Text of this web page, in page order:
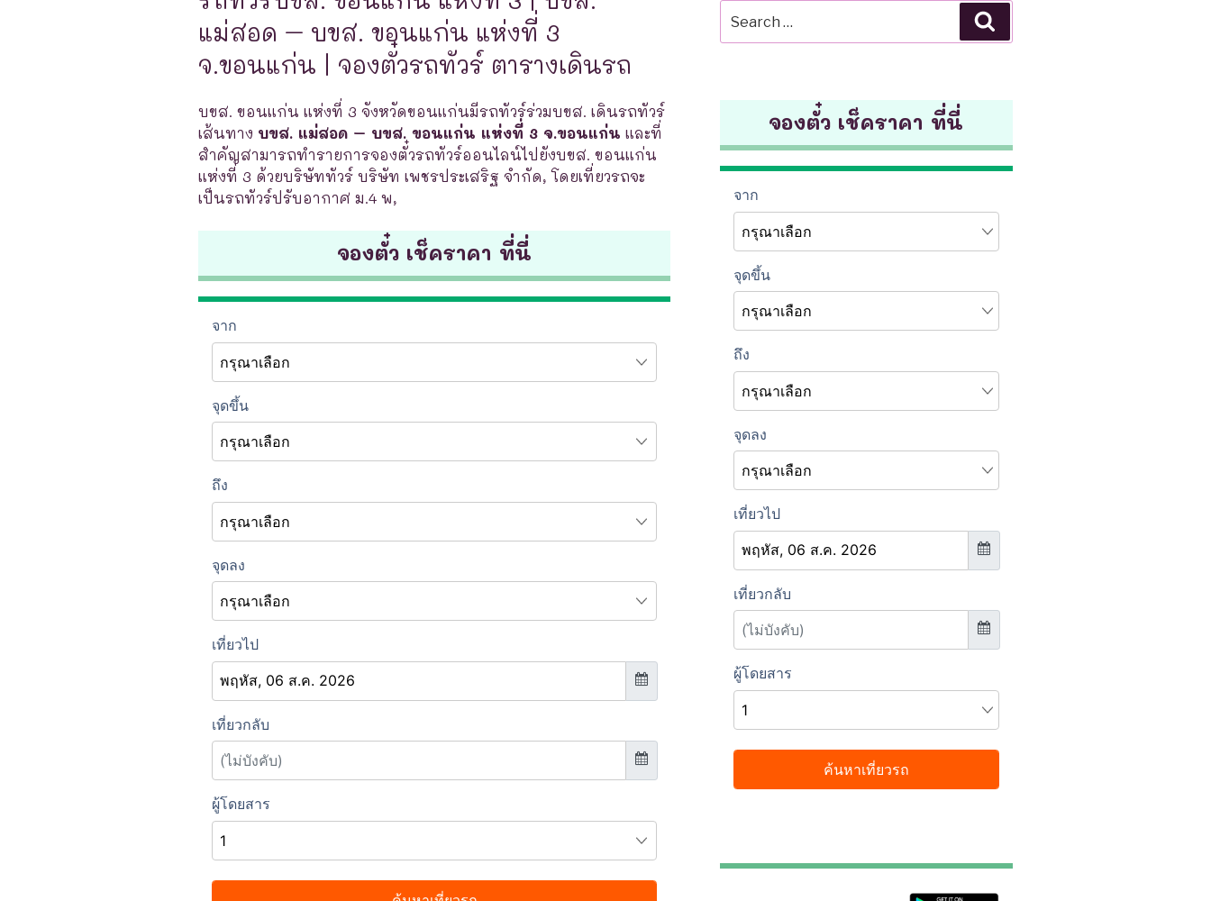
แม่สอด – บขส. ขอนแก่น แห่งที่ 3
จ.ขอนแก่น | จองตั๋วรถทัวร์ ตารางเดินรถ
บขส. ขอนแก่น แห่งที่ 3 จังหวัดขอนแก่นมีรถทัวร์ร่วมบขส. เดินรถทัวร์
เส้นทาง บขส. แม่สอด – บขส. ขอนแก่น แห่งที่ 3 จ.ขอนแก่น และที่
สำคัญสามารถทำรายการจองตั๋วรถทัวร์ออนไลน์ไปยังบขส. ขอนแก่น
แห่งที่ 3 ด้วยบริษัททัวร์ บริษัท เพชรประเสริฐ จำกัด, โดยเที่ยวรถจะ
เป็นรถทัวร์ปรับอากาศ ม.4 พ,
จองตั๋ว เช็คราคา ที่นี่
for:
จองตั๋ว เช็คราคา ที่นี่